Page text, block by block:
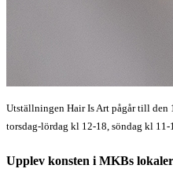
Utställningen Hair Is Art pågår till
torsdag-lördag kl 12-18, söndag kl 11-
Upplev konsten i MKBs